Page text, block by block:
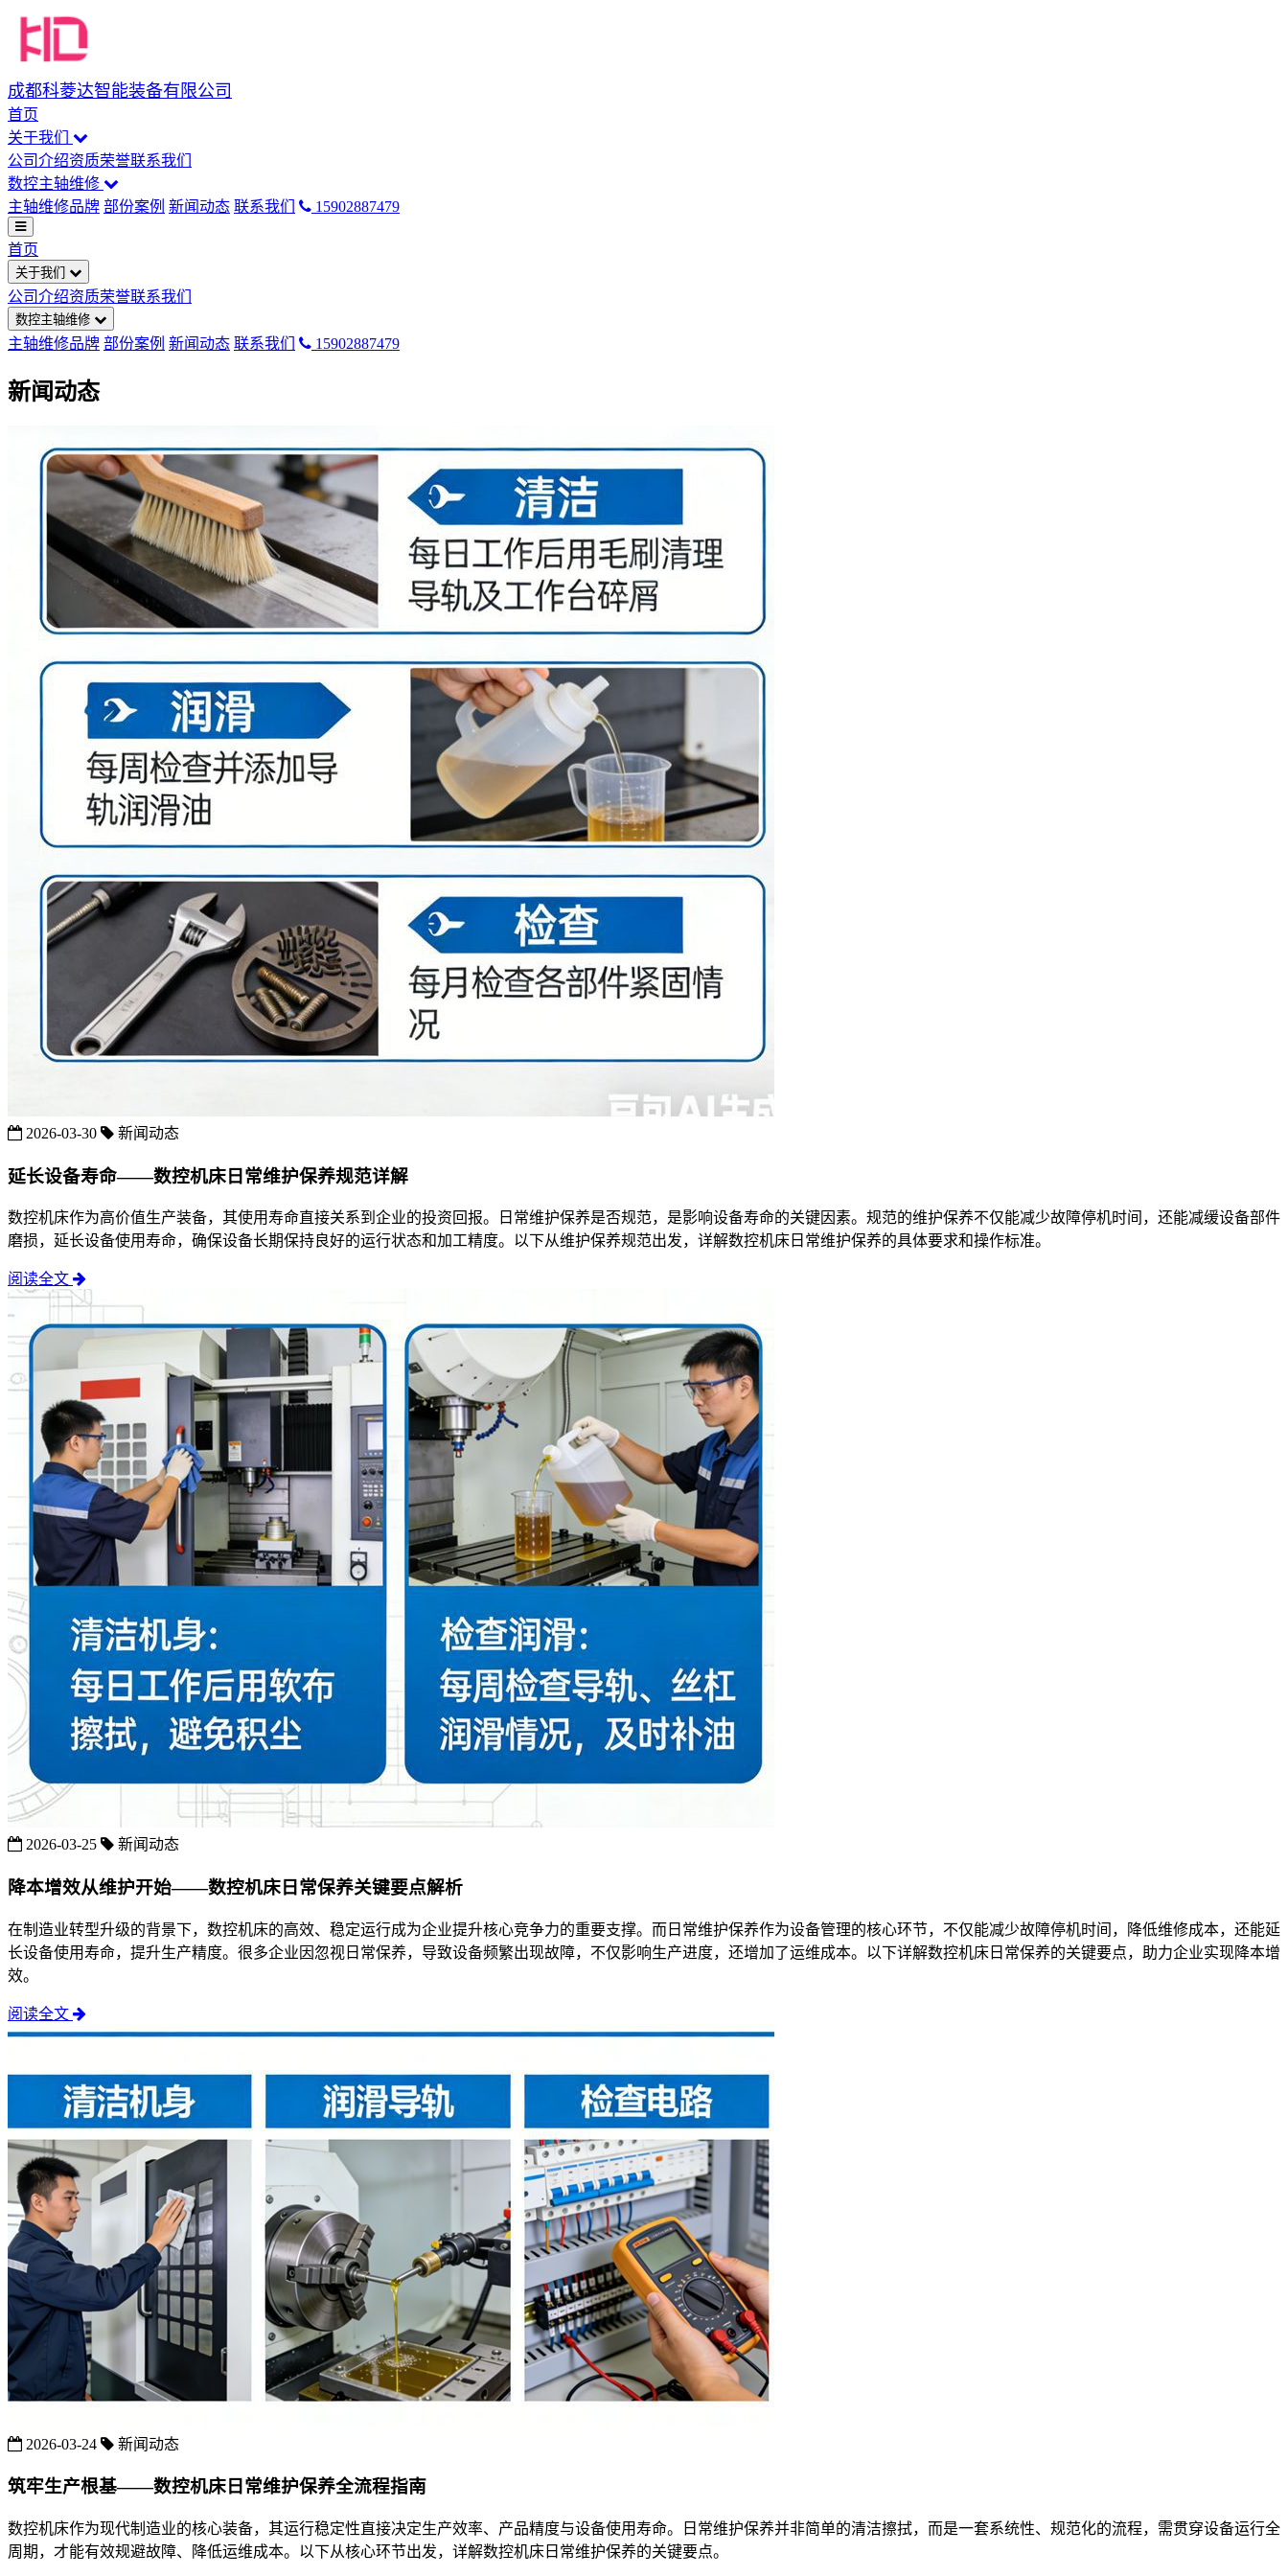
成都科菱达智能装备有限公司
首页
关于我们
公司介绍资质荣誉联系我们
数控主轴维修
主轴维修品牌 部份案例 新闻动态 联系我们 15902887479
首页
关于我们
公司介绍资质荣誉联系我们
数控主轴维修
主轴维修品牌 部份案例 新闻动态 联系我们 15902887479
新闻动态
2026-03-30 新闻动态
延长设备寿命——数控机床日常维护保养规范详解
数控机床作为高价值生产装备，其使用寿命直接关系到企业的投资回报。日常维护保养是否规范，是影响设备寿命的关键因素。规范的维护保养不仅能减少故障停机时间，还能减缓设备部件
磨损，延长设备使用寿命，确保设备长期保持良好的运行状态和加工精度。以下从维护保养规范出发，详解数控机床日常维护保养的具体要求和操作标准。
阅读全文
2026-03-25 新闻动态
降本增效从维护开始——数控机床日常保养关键要点解析
在制造业转型升级的背景下，数控机床的高效、稳定运行成为企业提升核心竞争力的重要支撑。而日常维护保养作为设备管理的核心环节，不仅能减少故障停机时间，降低维修成本，还能延
长设备使用寿命，提升生产精度。很多企业因忽视日常保养，导致设备频繁出现故障，不仅影响生产进度，还增加了运维成本。以下详解数控机床日常保养的关键要点，助力企业实现降本增
效。
阅读全文
2026-03-24 新闻动态
筑牢生产根基——数控机床日常维护保养全流程指南
数控机床作为现代制造业的核心装备，其运行稳定性直接决定生产效率、产品精度与设备使用寿命。日常维护保养并非简单的清洁擦拭，而是一套系统性、规范化的流程，需贯穿设备运行全
周期，才能有效规避故障、降低运维成本。以下从核心环节出发，详解数控机床日常维护保养的关键要点。